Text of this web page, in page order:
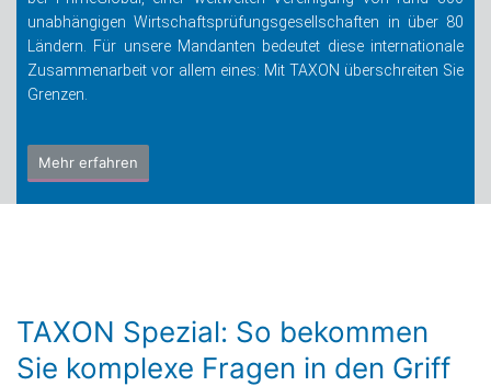
unabhängigen Wirtschaftsprüfungsgesellschaften in über 80
Ländern. Für unsere Mandanten bedeutet diese inter­nationale
Zusammenarbeit vor allem eines: Mit TAXON überschreiten Sie
Grenzen.
Mehr erfahren
TAXON Spezial: So bekommen
Sie komplexe Fragen in den Griff